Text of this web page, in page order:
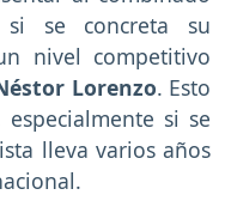
se concreta su
nivel competitivo
Lorenzo. Esto
si se
lleva varios años